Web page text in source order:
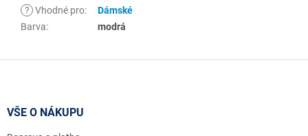
? Vhodné pro:
Dámské
Barva: modrá
VŠE O NÁKUPU